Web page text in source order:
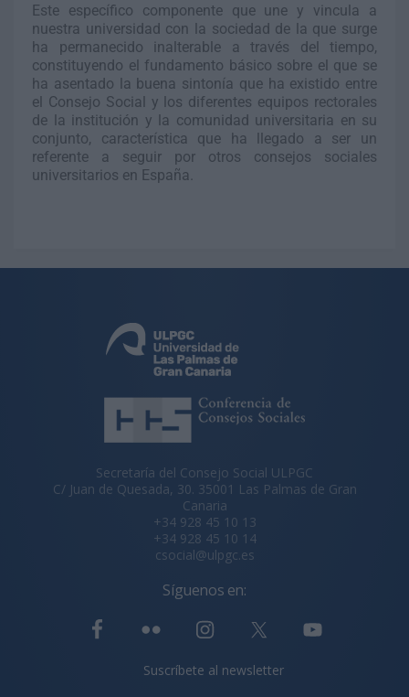
Este específico componente que une y vincula a
nuestra universidad con la sociedad de la que surge
ha permanecido inalterable a través del tiempo,
constituyendo el fundamento básico sobre el que se
ha asentado la buena sintonía que ha existido entre
el Consejo Social y los diferentes equipos rectorales
de la institución y la comunidad universitaria en su
conjunto, característica que ha llegado a ser un
referente a seguir por otros consejos sociales
universitarios en España.
Secretaría del Consejo Social ULPGC
C/ Juan de Quesada, 30. 35001 Las Palmas de Gran
Canaria
+34 928 45 10 13
+34 928 45 10 14
csocial@ulpgc.es
Síguenos en:
Suscríbete al newsletter